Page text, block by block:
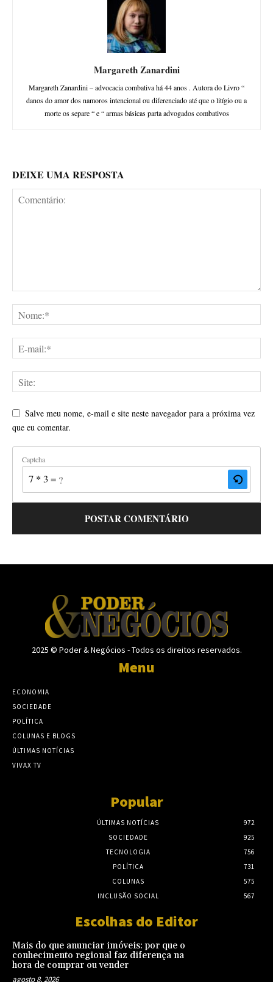
Margareth Zanardini
Margareth Zanardini – advocacia combativa há 44 anos . Autora do Livro “
danos do amor dos namoros intencional ou diferenciado até que o litígio ou a
morte os separe “ e “ armas básicas parta advogados combativos
DEIXE UMA RESPOSTA
Salve meu nome, e-mail e site neste navegador para a próxima vez
que eu comentar.
Captcha
7 * 3 = ?
2025 © Poder & Negócios - Todos os direitos reservados.
Menu
ECONOMIA
SOCIEDADE
POLÍTICA
COLUNAS E BLOGS
ÚLTIMAS NOTÍCIAS
VIVAX TV
Popular
ÚLTIMAS NOTÍCIAS
972
SOCIEDADE
925
TECNOLOGIA
756
POLÍTICA
731
COLUNAS
575
INCLUSÃO SOCIAL
567
Escolhas do Editor
Mais do que anunciar imóveis: por que o
conhecimento regional faz diferença na
hora de comprar ou vender
agosto 8, 2026